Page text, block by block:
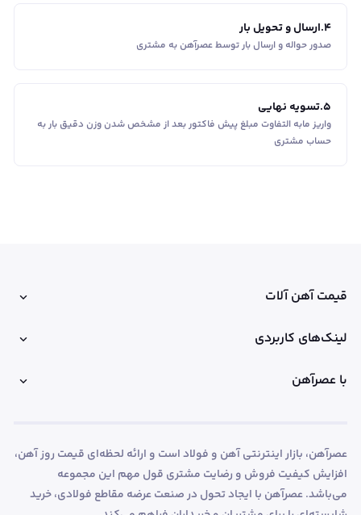
4
.ارسال و تحویل بار
صدور حواله و ارسال بار توسط عصرآهن به مشتری
5
.تسویه نهایی
واریز مابه التفاوت مبلغ پیش فاکتور بعد از مشخص شدن وزن دقیق بار به
حساب مشتری
قیمت آهن آلات
لینک‌های کاربردی
با عصرآهن
عصرآهن، بازار اینترنتی آهن و فولاد است و ارائه لحظه‌ای قیمت روز آهن،
افزایش کیفیت فروش و رضایت مشتری قول مهم این مجموعه
می‌باشد. عصرآهن با ایجاد تحول در صنعت عرضه مقاطع فولادی، خرید